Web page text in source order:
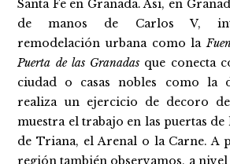
Santa Fe en Granada. Así, en
de manos de Carlos V,
remodelación urbana como la
Puerta de las Granadas que conecta
ciudad o casas nobles como la
realiza un ejercicio de decoro
muestra el trabajo en las puertas
de Triana, el Arenal o la Carne. A
región también observamos, a